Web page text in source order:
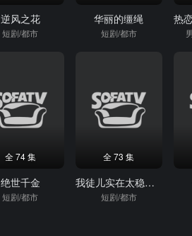
逆风之花
短剧/都市
华丽的缰绳
短剧/都市
全 74 集
绝世千金
短剧/都市
全 73 集
我徒儿实在太稳健了
短剧/都市